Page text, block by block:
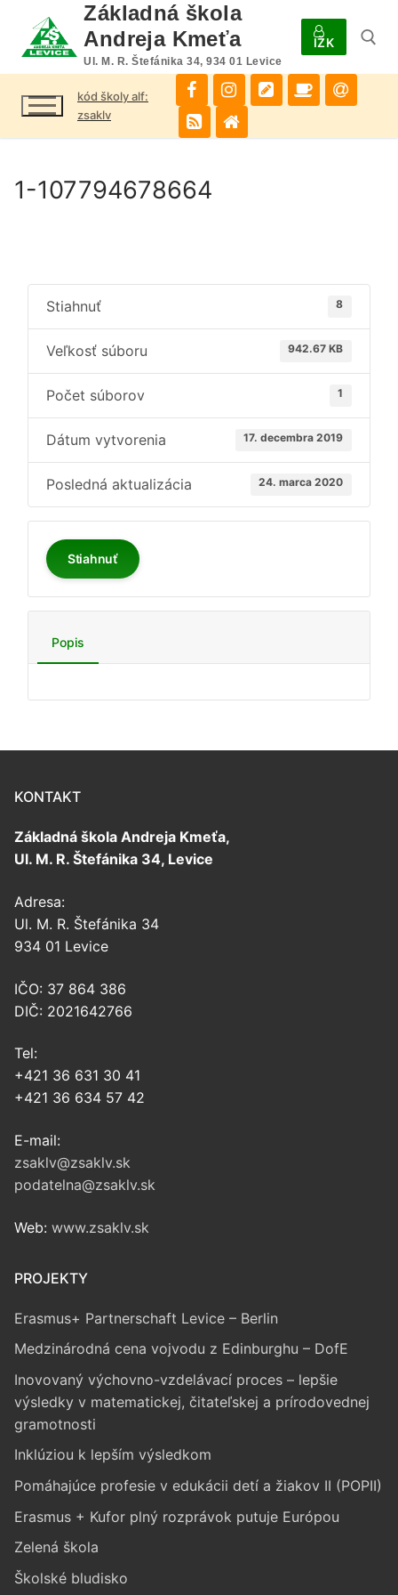
obsah
Základná škola
Andreja Kmeťa
Ul. M. R. Štefánika 34, 934 01 Levice
IŽK
Hľadať:
kód školy alf:
zsaklv
1-107794678664
Stiahnuť 8
Veľkosť súboru 942.67 KB
Počet súborov 1
Dátum vytvorenia 17. decembra 2019
Posledná aktualizácia 24. marca 2020
Stiahnuť
Popis
KONTAKT
Základná škola Andreja Kmeťa,
Ul. M. R. Štefánika 34, Levice
Adresa:
Ul. M. R. Štefánika 34
934 01 Levice
IČO: 37 864 386
DIČ: 2021642766
Tel:
+421 36 631 30 41
+421 36 634 57 42
E-mail:
zsaklv@zsaklv.sk
podatelna@zsaklv.sk
Web: www.zsaklv.sk
PROJEKTY
Erasmus+ Partnerschaft Levice – Berlin
Medzinárodná cena vojvodu z Edinburghu – DofE
Inovovaný výchovno-vzdelávací proces – lepšie
výsledky v matematickej, čitateľskej a prírodovednej
gramotnosti
Inklúziou k lepším výsledkom
Pomáhajúce profesie v edukácii detí a žiakov II (POPII)
Erasmus + Kufor plný rozprávok putuje Európou
Zelená škola
Školské bludisko